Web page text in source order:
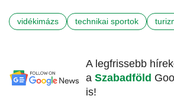
vidékimázs technikai sportok
A legfrissebb
a Szabadföld
is!